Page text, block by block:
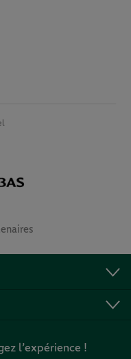
l’expérience !